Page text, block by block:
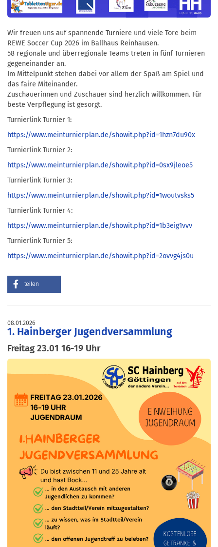
Wir freuen uns auf spannende Turniere und viele Tore beim
REWE Soccer Cup 2026 im Ballhaus Reinhausen.
58 regionale und überregionale Teams treten in fünf Turnieren
gegeneinander an.
Im Mittelpunkt stehen dabei vor allem der Spaß am Spiel und
das faire Miteinander.
Zuschauerinnen und Zuschauer sind herzlich willkommen. Für
beste Verpflegung ist gesorgt.
Turnierlink Turnier 1:
https://www.meinturnierplan.de/showit.php?id=1hzn7du90x
Turnierlink Turnier 2:
https://www.meinturnierplan.de/showit.php?id=0sx9jleoe5
Turnierlink Turnier 3:
https://www.meinturnierplan.de/showit.php?id=1woutvsks5
Turnierlink Turnier 4:
https://www.meinturnierplan.de/showit.php?id=1b3eig1vvv
Turnierlink Turnier 5:
https://www.meinturnierplan.de/showit.php?id=2ovvg4js0u
teilen
08.01.2026
1. Hainberger Jugendversammlung
Freitag 23.01 16-19 Uhr